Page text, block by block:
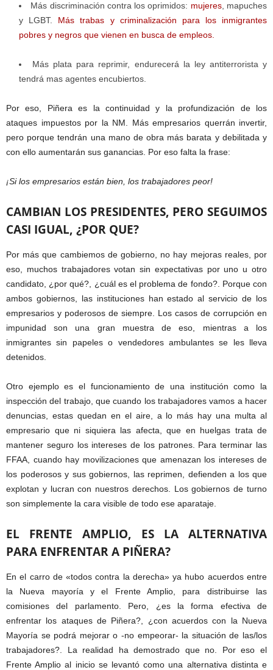
Más discriminación contra los oprimidos: mujeres, mapuches
y LGBT.
Más trabas y criminalización para los inmigrantes
pobres y negros que vienen en busca de empleos.
Más plata para reprimir, endurecerá la ley antiterrorista y
tendrá mas agentes encubiertos.
Por eso, Piñera es la continuidad y la profundización de los
ataques impuestos por la NM. Más empresarios querrán invertir,
pero porque tendrán una mano de obra más barata y debilitada y
con ello aumentarán sus ganancias. Por eso falta la frase:
¡Si los empresarios están bien, los trabajadores peor!
CAMBIAN LOS PRESIDENTES, PERO SEGUIMOS
CASI IGUAL, ¿POR QUE?
Por más que cambiemos de gobierno, no hay mejoras reales, por
eso, muchos trabajadores votan sin expectativas por uno u otro
candidato, ¿por qué?, ¿cuál es el problema de fondo?. Porque con
ambos gobiernos, las instituciones han estado al servicio de los
empresarios y poderosos de siempre. Los casos de corrupción en
impunidad son una gran muestra de eso, mientras a los
inmigrantes sin papeles o vendedores ambulantes se les lleva
detenidos.
Otro ejemplo es el funcionamiento de una institución como la
inspección del trabajo, que cuando los trabajadores vamos a hacer
denuncias, estas quedan en el aire, a lo más hay una multa al
empresario que ni siquiera las afecta, que en huelgas trata de
mantener seguro los intereses de los patrones. Para terminar las
FFAA, cuando hay movilizaciones que amenazan los intereses de
los poderosos y sus gobiernos, las reprimen, defienden a los que
explotan y lucran con nuestros derechos. Los gobiernos de turno
son simplemente la cara visible de todo ese aparataje.
EL FRENTE AMPLIO, ES LA ALTERNATIVA
PARA ENFRENTAR A PIÑERA?
En el carro de «todos contra la derecha» ya hubo acuerdos entre
la Nueva mayoría y el Frente Amplio, para distribuirse las
comisiones del parlamento. Pero, ¿es la forma efectiva de
enfrentar los ataques de Piñera?, ¿con acuerdos con la Nueva
Mayoría se podrá mejorar o -no empeorar- la situación de las/los
trabajadores?. La realidad ha demostrado que no. Por eso el
Frente Amplio al inicio se levantó como una alternativa distinta e